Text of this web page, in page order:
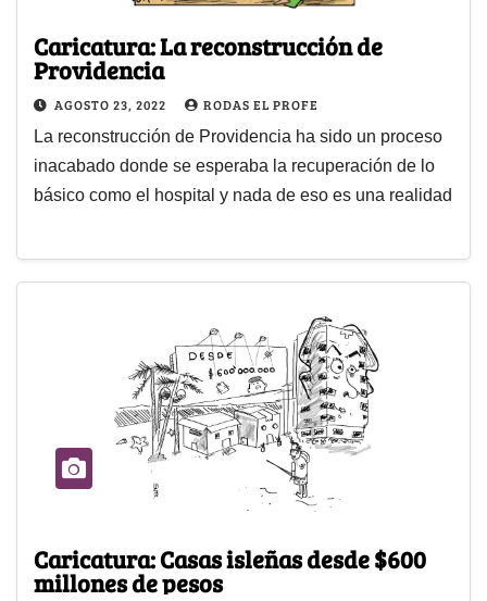
Caricatura: La reconstrucción de
Providencia
AGOSTO 23, 2022 RODAS EL PROFE
La reconstrucción de Providencia ha sido un proceso
inacabado donde se esperaba la recuperación de lo
básico como el hospital y nada de eso es una realidad
Caricatura: Casas isleñas desde $600
millones de pesos